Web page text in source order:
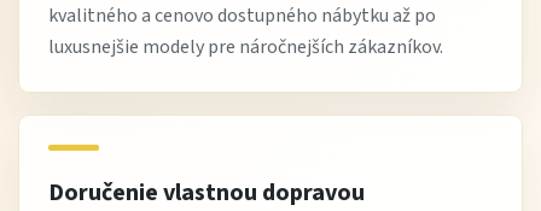
kvalitného a cenovo dostupného nábytku až po
luxusnejšie modely pre náročnejších zákazníkov.
Doručenie vlastnou dopravou